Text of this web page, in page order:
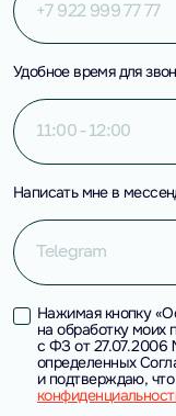
Удобное время для
11:00 - 12:00
Написать мне в
Telegram
Нажимая кнопку
на обработку моих
с ФЗ от 27.07.2006
определенных
и подтверждаю,